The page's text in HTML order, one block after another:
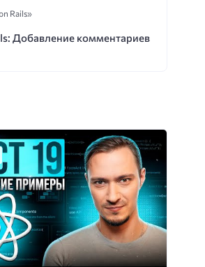
Rails»
Добавление комментариев